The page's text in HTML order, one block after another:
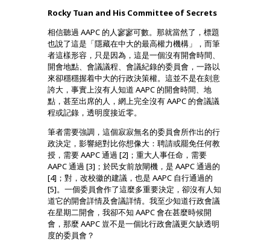
Rocky Tuan and His Committee of Secrets
相信聽過 AAPC 的人寥寥可數。那就當然了，標題
也說了這是「隱藏在中大的最高權力機構」，而筆
者這樣形容，只是因為，這是一個沒有開會時間、
開會地點、會議議程、會議紀錄的委員會，一路以
來卻穩穩握着中大的行政決策權。這並不是在刻意
誇大，事實上沒有人知道 AAPC 的開會時間、地
點，甚至出席的人，網上完全沒有 AAPC 的會議議
程或記錄，透明度接近零。
筆者需要強調，這個寂寂無名的委員會所作出的行
政決定，影響絕對比你想像大：聘請或罷免任何教
授，需要 AAPC 通過 [2]；重大人事任命，需要
AAPC 通過 [3]；於民女前放閘機，是 AAPC 通過的
[4]；對，改校徽的建議，也是 AAPC 自行通過的
[5]。一個委員會作了這麼多重要決定，卻沒有人知
道它的開會詳情及會議詳情。我至少知道行政會議
在星期二開會，我卻不知 AAPC 會在甚麼時候開
會，那麼 AAPC 豈不是一個比行政會議更欠缺透明
度的委員會？